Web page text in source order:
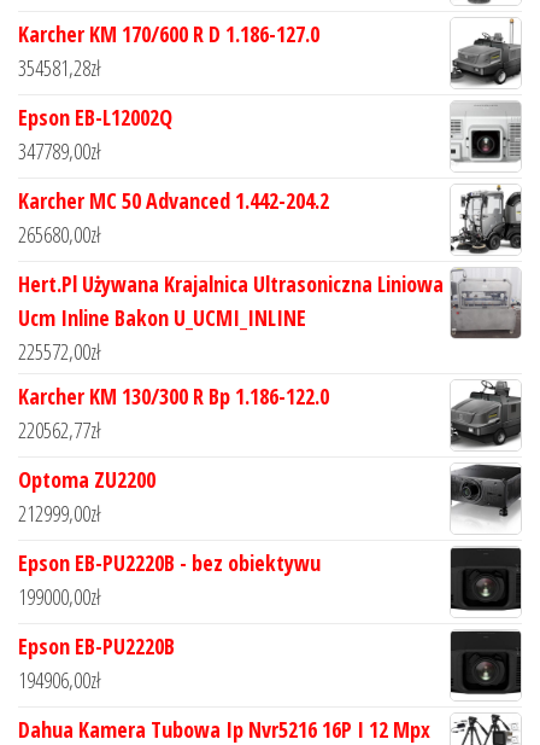
Karcher KM 170/600 R D 1.186-127.0
354581,28zł
Epson EB-L12002Q
347789,00zł
Karcher MC 50 Advanced 1.442-204.2
265680,00zł
Hert.Pl Używana Krajalnica Ultrasoniczna Liniowa
Ucm Inline Bakon U_UCMI_INLINE
225572,00zł
Karcher KM 130/300 R Bp 1.186-122.0
220562,77zł
Optoma ZU2200
212999,00zł
Epson EB-PU2220B - bez obiektywu
199000,00zł
Epson EB-PU2220B
194906,00zł
Dahua Kamera Tubowa Ip Nvr5216 16P I 12 Mpx